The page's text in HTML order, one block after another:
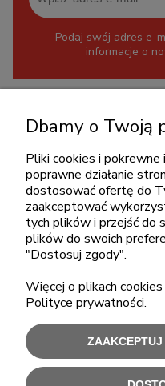
Podaj swój adres e-
informacje o
Dbamy o Twoją
Pliki cookies i
poprawne działanie
dostosować ofertę do
zaakceptować
tych plików i przejść do
plików do swoich
"Dostosuj zgody".
Więcej o plikach
Polityce prywatności.